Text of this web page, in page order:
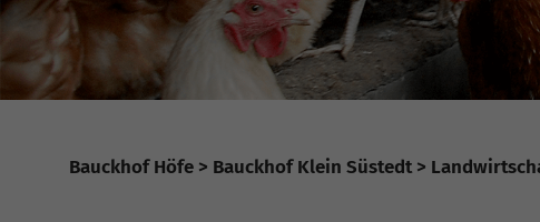
Bauckhof Höfe Bauckhof Klein Süstedt